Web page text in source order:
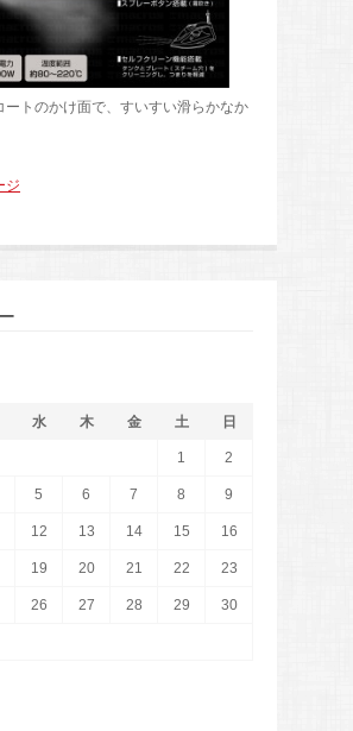
ートのかけ面で、すいすい滑らかなか
ジ
水 木 金 土 日
1 2
5 6 7 8 9
12 13 14 15 16
19 20 21 22 23
26 27 28 29 30